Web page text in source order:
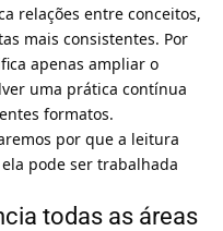
relações entre conceitos,
mais consistentes. Por
apenas ampliar o
uma prática contínua
formatos.
por que a leitura
pode ser trabalhada
todas as áreas